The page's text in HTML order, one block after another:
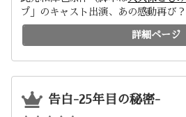
プ」のキャスト出演、あの感動再び？
詳細ページ
告白-25年目の秘密-